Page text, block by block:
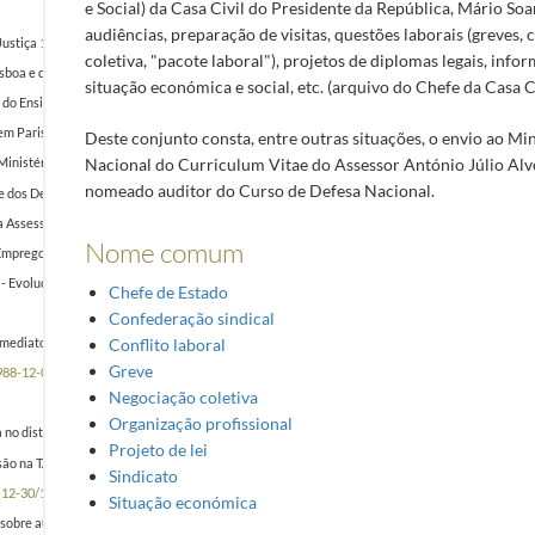
1988-10-26/1988-10-26
e da Avenida de Boavista, no Porto, ao Sábado
1988-10-26/1988-10-26
Ensino Oficial. 3 - Greve dos barcos da Trantejo. 4 - Contratação colectiva. 5 - Greve dos
Paris
1988-10-28/1988-10-28
Público 4 - Professores 5 - Outros1988-11-14/1988-11-14
Delegados do Ministério Público 3 - Greve dos Juízes 4 - Possível greve dos
Económica e Social
e Formação Profissional1988-11-28/1988-11-28
das reivindicações dos Professores; 3 - Posição da FENPROF a curto prazo
risco de extinção para as empresas fosforeiras portuguesas 3 - Movimento grevista
12-05/1988-12-05
distrito de Portalegre 3 - Pedido de audiência 1988-12-22/1988-12-22
na TAP
1988-12-30/1988-12-30
30/1988-12-30
ausência de diálogo do Ministro do Emprego e Formação Profissional
e Social) da Casa Civil do Presidente da República, Mário
audiências, preparação de visitas, questões laborais (greves,
coletiva, "pacote laboral"), projetos de diplomas legais,
situação económica e social, etc. (arquivo do Chefe da Casa
Deste conjunto consta, entre outras situações, o envio ao
Nacional do Curriculum Vitae do Assessor António Júlio
nomeado auditor do Curso de Defesa Nacional.
Nome comum
Chefe de Estado
Confederação sindical
Conflito laboral
Greve
Negociação coletiva
Organização profissional
Projeto de lei
Sindicato
Situação económica